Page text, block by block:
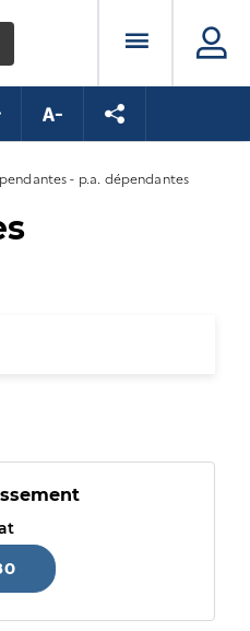
Menu
vous pour mettre ce
la taille du texte
Diminuer la taille du
Partager la
- p.a. dépendantes